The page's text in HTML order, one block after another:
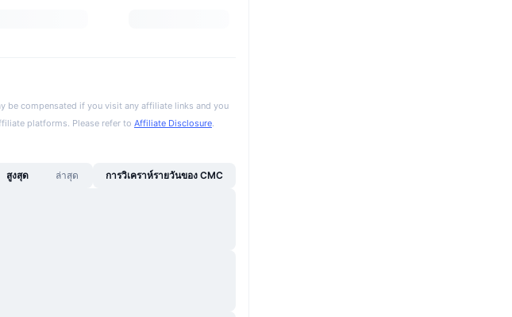
be compensated if you visit any affiliate links and you
platforms. Please refer to Affiliate Disclosure.
สูงสุด ล่าสุด การวิเคราห์รายวันของ CMC